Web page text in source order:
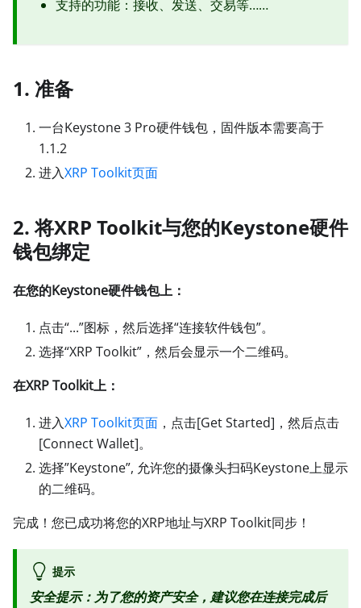
支持的功能：接收、发送、交易等……
1. 准备
一台Keystone 3 Pro硬件钱包，固件版本需要高于
1.1.2
进入XRP Toolkit页面
2. 将XRP Toolkit与您的Keystone硬件
钱包绑定
在您的Keystone硬件钱包上：
点击“...”图标，然后选择“连接软件钱包”。
选择“XRP Toolkit”，然后会显示一个二维码。
在XRP Toolkit上：
进入XRP Toolkit页面 ，点击[Get Started] ，然后点击
[Connect Wallet]。
选择”Keystone”, 允许您的摄像头扫码Keystone上显示
的二维码。
完成！您已成功将您的XRP地址与XRP Toolkit同步！
提示
安全提示：为了您的资产安全，建议您在连接完成后